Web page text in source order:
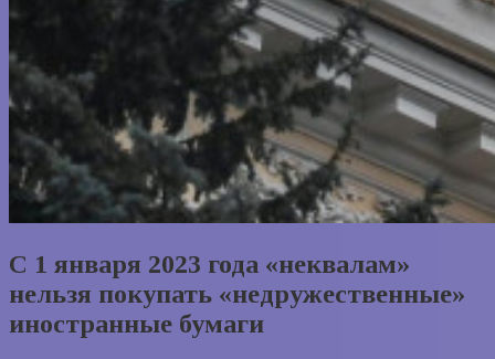
С 1 января 2023 года «неквалам»
нельзя покупать «недружественные»
иностранные бумаги